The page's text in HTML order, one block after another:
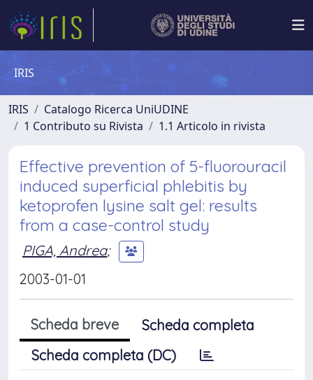
IRIS
IRIS
Catalogo Ricerca UniUDINE
1 Contributo su Rivista
1.1 Articolo in rivista
Effective prevention of 5-fluorouracil
induced superficial phlebitis by
ketoprofen lysine salt gel: results
from a case-control study
PIGA, Andrea;
2003-01-01
Scheda breve
Scheda completa
Scheda completa (DC)